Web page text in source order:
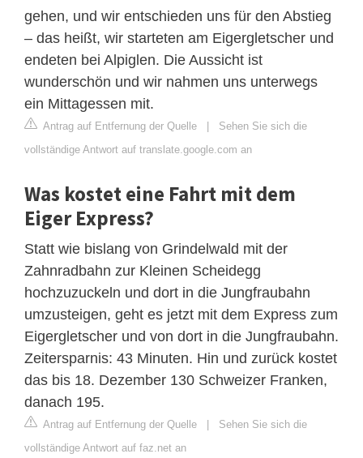
gehen, und wir entschieden uns für den Abstieg
– das heißt, wir starteten am Eigergletscher und
endeten bei Alpiglen. Die Aussicht ist
wunderschön und wir nahmen uns unterwegs
ein Mittagessen mit.
Antrag auf Entfernung der Quelle | Sehen Sie sich die
vollständige Antwort auf translate.google.com an
Was kostet eine Fahrt mit dem
Eiger Express?
Statt wie bislang von Grindelwald mit der
Zahnradbahn zur Kleinen Scheidegg
hochzuzuckeln und dort in die Jungfraubahn
umzusteigen, geht es jetzt mit dem Express zum
Eigergletscher und von dort in die Jungfraubahn.
Zeitersparnis: 43 Minuten. Hin und zurück kostet
das bis 18. Dezember 130 Schweizer Franken,
danach 195.
Antrag auf Entfernung der Quelle | Sehen Sie sich die
vollständige Antwort auf faz.net an